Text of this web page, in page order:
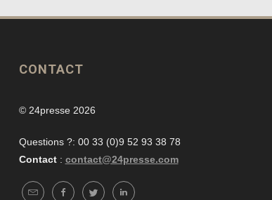
CONTACT
© 24presse 2026
Questions ?: 00 33 (0)9 52 93 38 78
Contact : contact@24presse.com